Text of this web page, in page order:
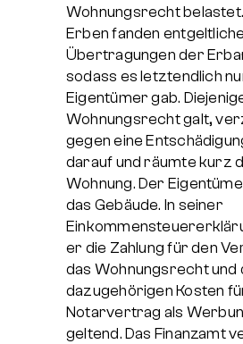
Wohnungsrecht
Erben fanden entgeltliche
Übertragungen der
sodass es letztendlich
Eigentümer gab.
Wohnungsrecht galt,
gegen eine
darauf und räumte kurz
Wohnung. Der
das Gebäude. In seiner
er die Zahlung für den
das Wohnungsrecht und
dazugehörigen Kosten
Notarvertrag als
geltend. Das Finanzamt